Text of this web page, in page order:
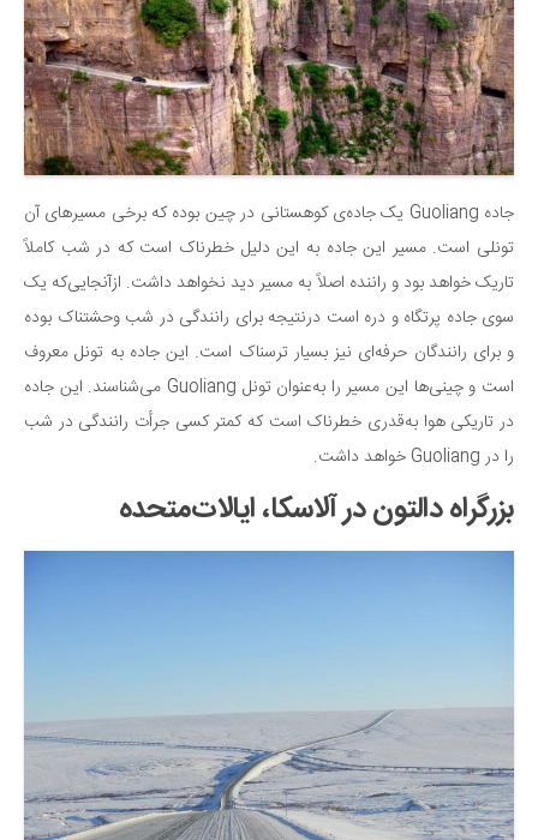
جاده Guoliang یک جاده‌ی کوهستانی در چین بوده که برخی مسیرهای آن
تونلی است. مسیر این جاده به این دلیل خطرناک است که در شب کاملاً
تاریک خواهد بود و راننده اصلاً به مسیر دید نخواهد داشت. ازآنجایی‌که یک
سوی جاده پرتگاه و دره است درنتیجه برای رانندگی در شب وحشتناک بوده
و برای رانندگان حرفه‌ای نیز بسیار ترسناک است. این جاده به تونل معروف
است و چینی‌ها این مسیر را به‌عنوان تونل Guoliang می‌شناسند. این جاده
در تاریکی هوا به‌قدری خطرناک است که کمتر کسی جرأت رانندگی در شب
را در Guoliang خواهد داشت.
بزرگراه دالتون در آلاسکا، ایالات‌متحده